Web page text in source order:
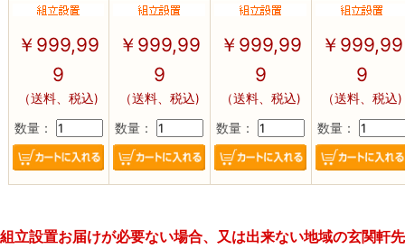
￥ 999,99
9
（送料、税込)
数量：
￥ 999,99
9
（送料、税込)
数量：
￥ 999,99
9
（送料、税込)
数量：
￥ 999,99
9
（送料、税込)
数量：
組立設置お届けが必要ない場合、又は出来ない地域の玄関軒先